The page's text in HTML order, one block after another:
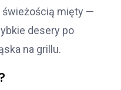
świeżością mięty —
desery po
na grillu.